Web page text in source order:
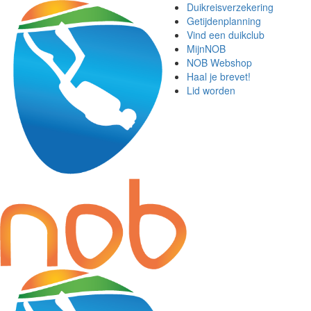
Duikreisverzekering
Getijdenplanning
Vind een duikclub
MijnNOB
NOB Webshop
Haal je brevet!
Lid worden